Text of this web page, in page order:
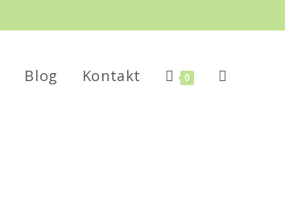
Blog Kontakt 0